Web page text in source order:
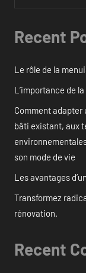
Recent
Le rôle de la
L’importance de
Comment
bâti existant, aux
son mode de vie
Les avantages
Transformez
rénovation.
Recent